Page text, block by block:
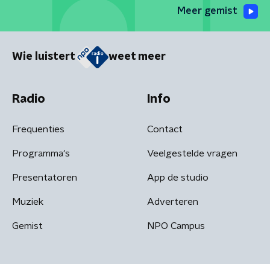
Meer gemist
Wie luistert weet meer
Radio
Frequenties
Programma's
Presentatoren
Muziek
Gemist
Info
Contact
Veelgestelde vragen
App de studio
Adverteren
NPO Campus